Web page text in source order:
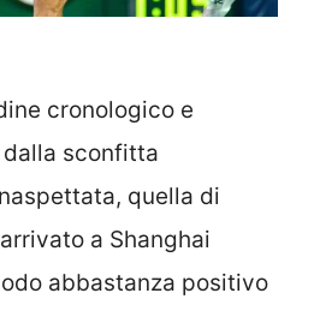
cronologico e
sconfitta
quella di
a Shanghai
abbastanza positivo